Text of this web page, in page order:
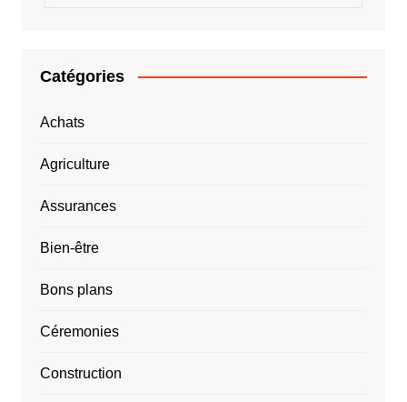
Catégories
Achats
Agriculture
Assurances
Bien-être
Bons plans
Céremonies
Construction